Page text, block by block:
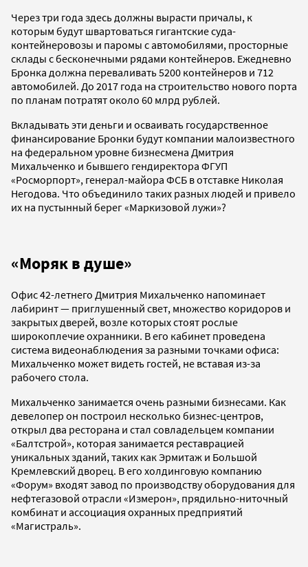
Через три года здесь должны вырасти причалы, к
которым будут швартоваться гигантские суда-
контейнеровозы и паромы с автомобилями, просторные
склады с бесконечными рядами контейнеров. Ежедневно
Бронка должна переваливать 5200 контейнеров и 712
автомобилей. До 2017 года на строительство нового порта
по планам потратят около 60 млрд рублей.
Вкладывать эти деньги и осваивать государственное
финансирование Бронки будут компании малоизвестного
на федеральном уровне бизнесмена Дмитрия
Михальченко и бывшего гендиректора ФГУП
«Росморпорт», генерал-майора ФСБ в отставке Николая
Негодова. Что объединило таких разных людей и привело
их на пустынный берег «Маркизовой лужи»?
«Моряк в душе»
Офис 42-летнего Дмитрия Михальченко напоминает
лабиринт — приглушенный свет, множество коридоров и
закрытых дверей, возле которых стоят рослые
широкоплечие охранники. В его кабинет проведена
система видеонаблюдения за разными точками офиса:
Михальченко может видеть гостей, не вставая из-за
рабочего стола.
Михальченко занимается очень разными бизнесами. Как
девелопер он построил несколько бизнес-центров,
открыл два ресторана и стал совладельцем компании
«Балтстрой», которая занимается реставрацией
уникальных зданий, таких как Эрмитаж и Большой
Кремлевский дворец. В его холдинговую компанию
«Форум» входят завод по производству оборудования для
нефтегазовой отрасли «Измерон», прядильно-ниточный
комбинат и ассоциация охранных предприятий
«Магистраль».